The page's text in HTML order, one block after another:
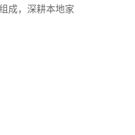
成，深耕本地家